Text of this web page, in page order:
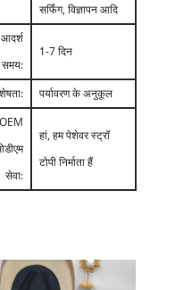
सर्फिंग, विज्ञापन आदि
आदर्श
समय:
1-7 दिन
पर्यावरण के अनुकूल
OEM
सेवा:
हां, हम पेशेवर स्ट्रॉ
टोपी निर्माता हैं